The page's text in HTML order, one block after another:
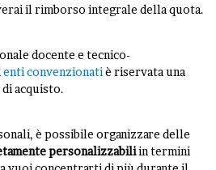
il rimborso integrale della quota.
docente e tecnico-
enti convenzionatiè riservata una
acquisto.
è possibile organizzare delle
personalizzabiliin termini